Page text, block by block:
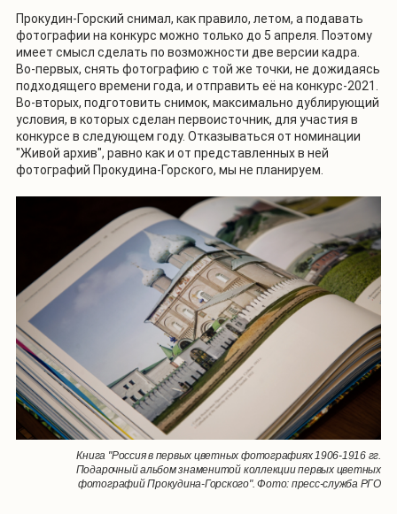
Прокудин-Горский снимал, как правило, летом, а подавать
фотографии на конкурс можно только до 5 апреля. Поэтому
имеет смысл сделать по возможности две версии кадра.
Во-первых, снять фотографию с той же точки, не дожидаясь
подходящего времени года, и отправить её на конкурс-2021.
Во-вторых, подготовить снимок, максимально дублирующий
условия, в которых сделан первоисточник, для участия в
конкурсе в следующем году. Отказываться от номинации
"Живой архив", равно как и от представленных в ней
фотографий Прокудина-Горского, мы не планируем.
Книга "Россия в первых цветных фотографиях 1906-1916 гг.
Подарочный альбом знаменитой коллекции первых цветных
фотографий Прокудина-Горского". Фото: пресс-служба РГО